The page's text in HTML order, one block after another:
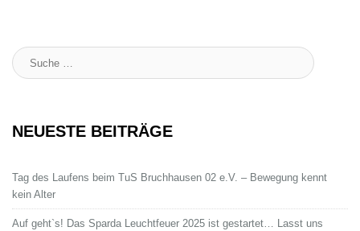
Suche
:
NEUESTE BEITRÄGE
Tag des Laufens beim TuS Bruchhausen 02 e.V. – Bewegung kennt
kein Alter
Auf geht`s! Das Sparda Leuchtfeuer 2025 ist gestartet… Lasst uns